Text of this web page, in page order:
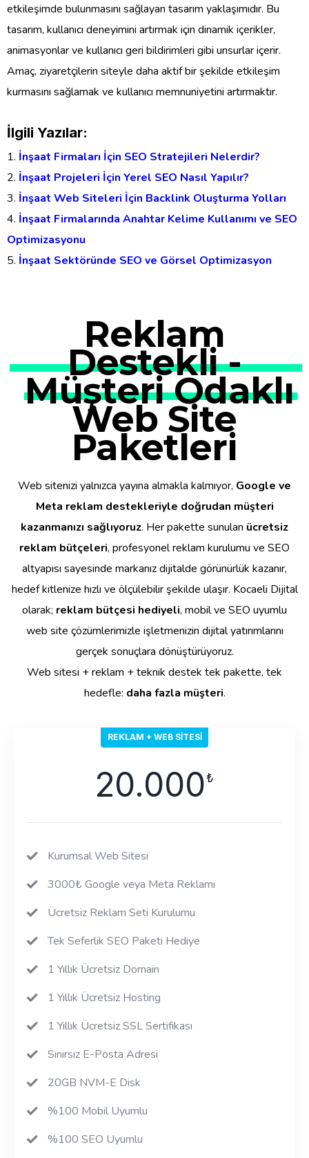
etkileşimde bulunmasını sağlayan tasarım yaklaşımıdır. Bu
tasarım, kullanıcı deneyimini artırmak için dinamik içerikler,
animasyonlar ve kullanıcı geri bildirimleri gibi unsurlar içerir.
Amaç, ziyaretçilerin siteyle daha aktif bir şekilde etkileşim
kurmasını sağlamak ve kullanıcı memnuniyetini artırmaktır.
İlgili Yazılar:
İnşaat Firmaları İçin SEO Stratejileri Nelerdir?
İnşaat Projeleri İçin Yerel SEO Nasıl Yapılır?
İnşaat Web Siteleri İçin Backlink Oluşturma Yolları
İnşaat Firmalarında Anahtar Kelime Kullanımı ve SEO
Optimizasyonu
İnşaat Sektöründe SEO ve Görsel Optimizasyon
Reklam
Destekli -
Müşteri Odaklı
Web Site
Paketleri
Web sitenizi yalnızca yayına almakla kalmıyor, Google ve
Meta reklam destekleriyle doğrudan müşteri
kazanmanızı sağlıyoruz. Her pakette sunulan ücretsiz
reklam bütçeleri, profesyonel reklam kurulumu ve SEO
altyapısı sayesinde markanız dijitalde görünürlük kazanır,
hedef kitlenize hızlı ve ölçülebilir şekilde ulaşır. Kocaeli Dijital
olarak; reklam bütçesi hediyeli, mobil ve SEO uyumlu
web site çözümlerimizle işletmenizin dijital yatırımlarını
gerçek sonuçlara dönüştürüyoruz.
Web sitesi + reklam + teknik destek tek pakette, tek
hedefle: daha fazla müşteri.
REKLAM + WEB SITESI
20.000₺
Kurumsal Web Sitesi
3000₺ Google veya Meta Reklamı
Ücretsiz Reklam Seti Kurulumu
Tek Seferlik SEO Paketi Hediye
1 Yıllık Ücretsiz Domain
1 Yıllık Ücretsiz Hosting
1 Yıllık Ücretsiz SSL Sertifikası
Sınırsız E-Posta Adresi
20GB NVM-E Disk
%100 Mobil Uyumlu
%100 SEO Uyumlu